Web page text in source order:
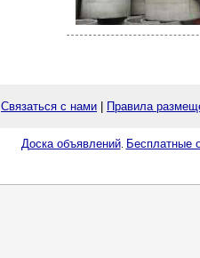
Связаться с нами Правила
Доска объявлений. Бесплатные